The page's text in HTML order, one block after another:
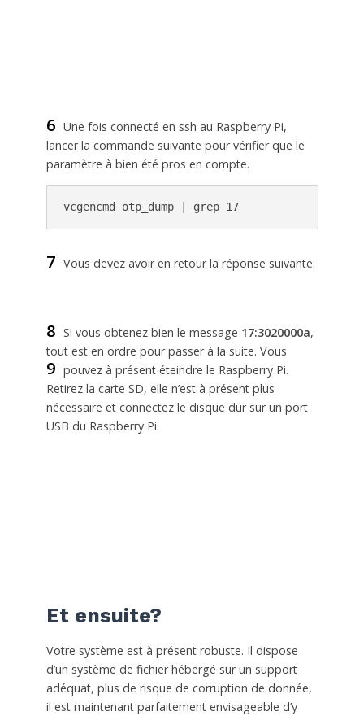
6 Une fois connecté en ssh au Raspberry Pi,
lancer la commande suivante pour vérifier que le
paramètre à bien été pros en compte.
vcgencmd otp_dump | grep 17
7 Vous devez avoir en retour la réponse suivante:
8 Si vous obtenez bien le message 17:3020000a,
tout est en ordre pour passer à la suite. Vous
pouvez à présent éteindre le Raspberry Pi.
9
Retirez la carte SD, elle n’est à présent plus
nécessaire et connectez le disque dur sur un port
USB du Raspberry Pi.
Et ensuite?
Votre système est à présent robuste. Il dispose
d’un système de fichier hébergé sur un support
adéquat, plus de risque de corruption de donnée,
il est maintenant parfaitement envisageable d’y